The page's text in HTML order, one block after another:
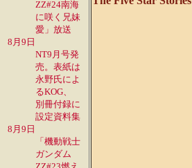
ZZ#24南海
に咲く兄妹
愛」放送
8月9日
NT9月号発
売。表紙は
永野氏によ
るKOG、
別冊付録に
設定資料集
8月9日
「機動戦士
ガンダム